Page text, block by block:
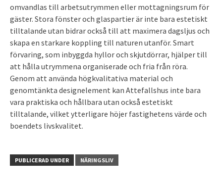
omvandlas till arbetsutrymmen eller mottagningsrum för
gäster. Stora fönster och glaspartier är inte bara estetiskt
tilltalande utan bidrar också till att maximera dagsljus och
skapa en starkare koppling till naturen utanför. Smart
förvaring, som inbyggda hyllor och skjutdörrar, hjälper till
att hålla utrymmena organiserade och fria från röra.
Genom att använda högkvalitativa material och
genomtänkta designelement kan Attefallshus inte bara
vara praktiska och hållbara utan också estetiskt
tilltalande, vilket ytterligare höjer fastighetens värde och
boendets livskvalitet.
PUBLICERAD UNDER NÄRINGSLIV